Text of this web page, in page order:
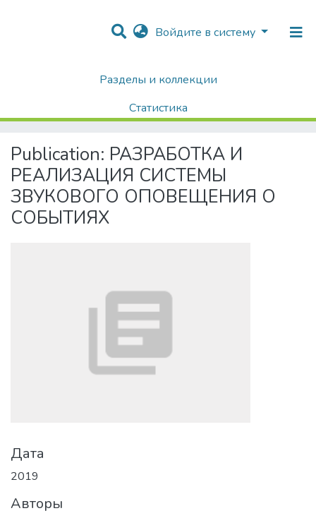
Войдите в систему
Разделы и коллекции
Статистика
Диссертации / Выпускные квалификационные работы
РАЗРАБОТКА И РЕАЛИЗАЦИЯ СИСТЕМЫ ЗВУКОВОГО ОПОВЕЩЕНИЯ О СОБЫТИЯХ
Publication: РАЗРАБОТКА И
РЕАЛИЗАЦИЯ СИСТЕМЫ
ЗВУКОВОГО ОПОВЕЩЕНИЯ О
СОБЫТИЯХ
Дата
2019
Авторы